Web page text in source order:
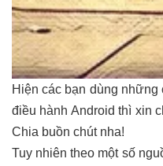
Hiện các bạn dùng
điều hành Android thì xin
Chia buồn chút nha!
Tuy nhiên theo một số